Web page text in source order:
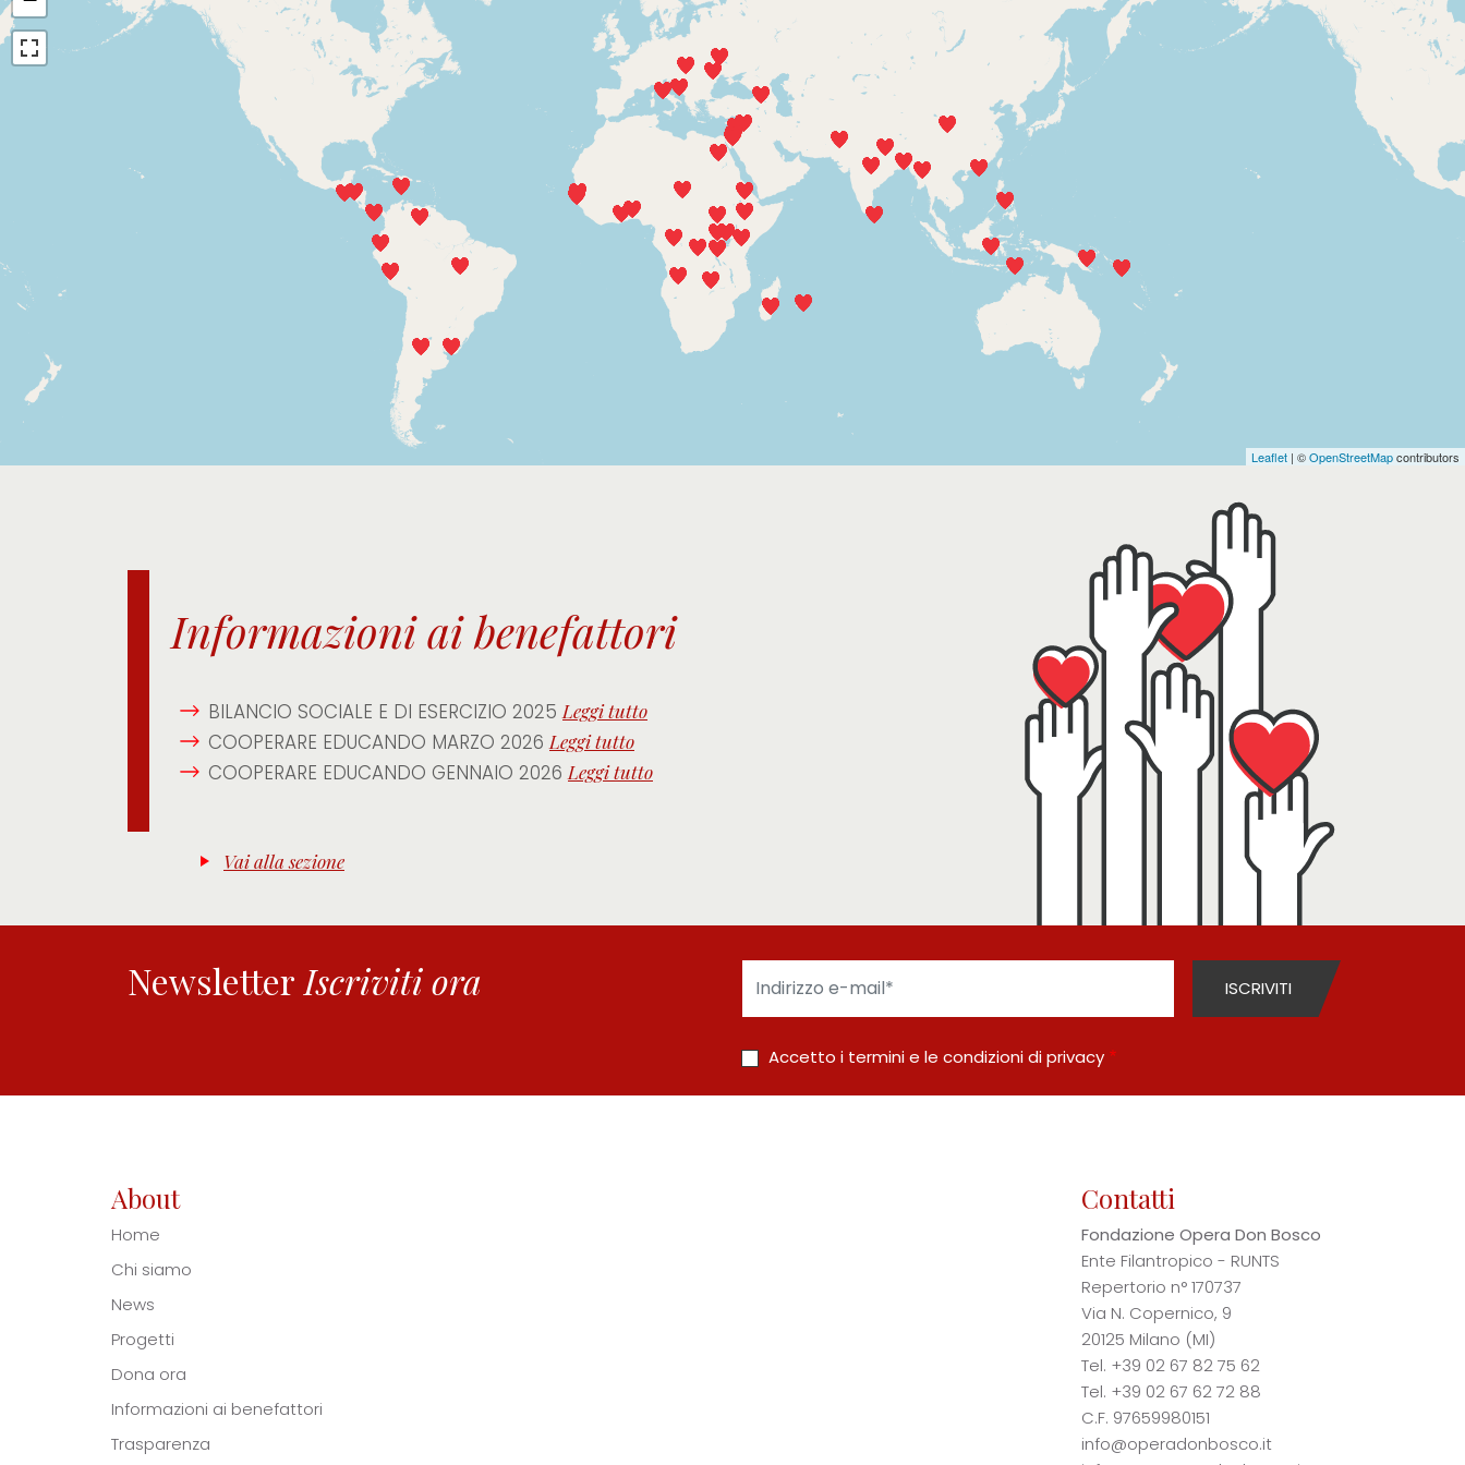
Leaflet | ©OpenStreetMapcontributors
Informazioni ai benefattori
BILANCIO SOCIALE E DI ESERCIZIO 2025Leggi tutto
COOPERARE EDUCANDO MARZO 2026Leggi tutto
COOPERARE EDUCANDO GENNAIO 2026Leggi tutto
Vai alla sezione
Newsletter Iscriviti ora
Indirizzo
e-
Accetto i termini e le condizioni di privacy
About
Home
Chi siamo
News
Progetti
Dona ora
Informazioni ai benefattori
Trasparenza
Contatti
Fondazione Opera Don Bosco
Ente Filantropico - RUNTS
Repertorio n° 170737
Via N. Copernico, 9
20125 Milano (MI)
Tel. +39 02 67 82 75 62
Tel. +39 02 67 62 72 88
C.F. 97659980151
info@operadonbosco.it